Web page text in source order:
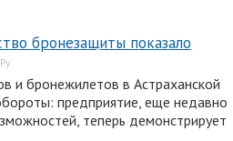
бронезащиты показало
и бронежилетов в Астраханской
предприятие, еще недавно
теперь демонстрирует